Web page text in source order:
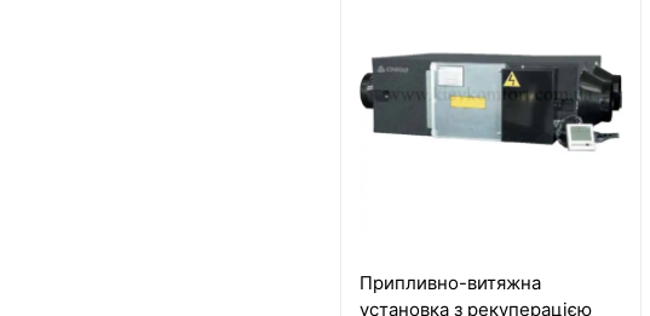
Припливно-витяжна
установка з рекуперацією